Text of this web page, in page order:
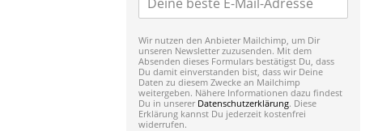
Wir nutzen den Anbieter Mailchimp, um Dir
unseren Newsletter zuzusenden. Mit dem
Absenden dieses Formulars bestätigst Du, dass
Du damit einverstanden bist, dass wir Deine
Daten zu diesem Zwecke an Mailchimp
weitergeben. Nähere Informationen dazu findest
Du in unserer Datenschutzerklärung. Diese
Erklärung kannst Du jederzeit kostenfrei
widerrufen.